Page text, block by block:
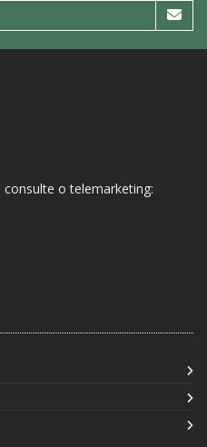
o telemarketing: